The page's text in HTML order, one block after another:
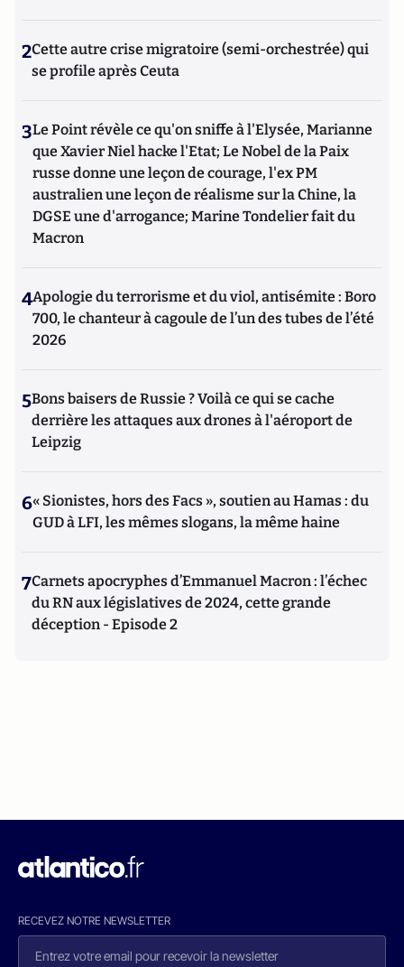
2Cette autre crise migratoire (semi-orchestrée) qui
se profile après Ceuta
3Le Point révèle ce qu'on sniffe à l'Elysée, Marianne
que Xavier Niel hacke l'Etat; Le Nobel de la Paix
russe donne une leçon de courage, l'ex PM
australien une leçon de réalisme sur la Chine, la
DGSE une d'arrogance; Marine Tondelier fait du
Macron
4Apologie du terrorisme et du viol, antisémite : Boro
700, le chanteur à cagoule de l’un des tubes de l’été
2026
5Bons baisers de Russie ? Voilà ce qui se cache
derrière les attaques aux drones à l'aéroport de
Leipzig
6« Sionistes, hors des Facs », soutien au Hamas : du
GUD à LFI, les mêmes slogans, la même haine
7Carnets apocryphes d’Emmanuel Macron : l’échec
du RN aux législatives de 2024, cette grande
déception - Episode 2
RECEVEZ NOTRE NEWSLETTER